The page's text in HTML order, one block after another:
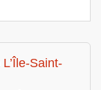
Saint-